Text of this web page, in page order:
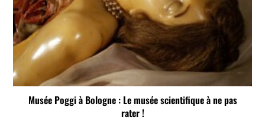
Musée Poggi à Bologne : Le musée scientifique à ne pas
rater !